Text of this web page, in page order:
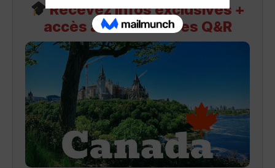
Recevez infos exclusives +
accès aux webinaires Q&R